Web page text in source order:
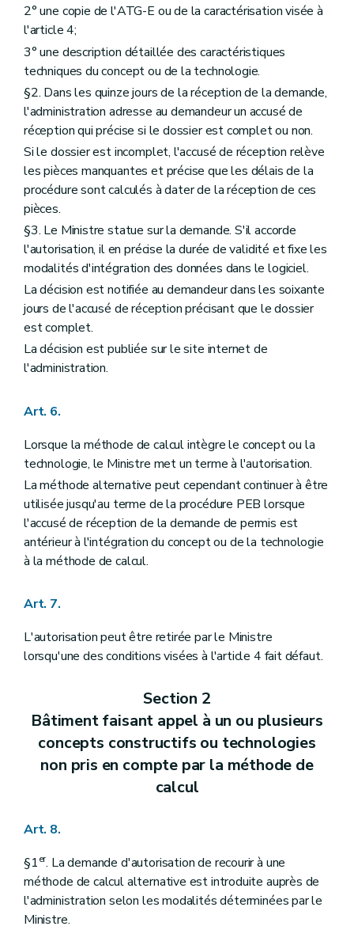
2° une copie de l'ATG-E ou de la caractérisation visée à
l'article 4;
3° une description détaillée des caractéristiques
techniques du concept ou de la technologie.
§2. Dans les quinze jours de la réception de la demande,
l'administration adresse au demandeur un accusé de
réception qui précise si le dossier est complet ou non.
Si le dossier est incomplet, l'accusé de réception relève
les pièces manquantes et précise que les délais de la
procédure sont calculés à dater de la réception de ces
pièces.
§3. Le Ministre statue sur la demande. S'il accorde
l'autorisation, il en précise la durée de validité et fixe les
modalités d'intégration des données dans le logiciel.
La décision est notifiée au demandeur dans les soixante
jours de l'accusé de réception précisant que le dossier
est complet.
La décision est publiée sur le site internet de
l'administration.
Art. 6.
Lorsque la méthode de calcul intègre le concept ou la
technologie, le Ministre met un terme à l'autorisation.
La méthode alternative peut cependant continuer à être
utilisée jusqu'au terme de la procédure PEB lorsque
l'accusé de réception de la demande de permis est
antérieur à l'intégration du concept ou de la technologie
à la méthode de calcul.
Art. 7.
L'autorisation peut être retirée par le Ministre
lorsqu'une des conditions visées à l'article 4 fait défaut.
Section 2
Bâtiment faisant appel à un ou plusieurs
concepts constructifs ou technologies
non pris en compte par la méthode de
calcul
Art. 8.
§1er. La demande d'autorisation de recourir à une
méthode de calcul alternative est introduite auprès de
l'administration selon les modalités déterminées par le
Ministre.